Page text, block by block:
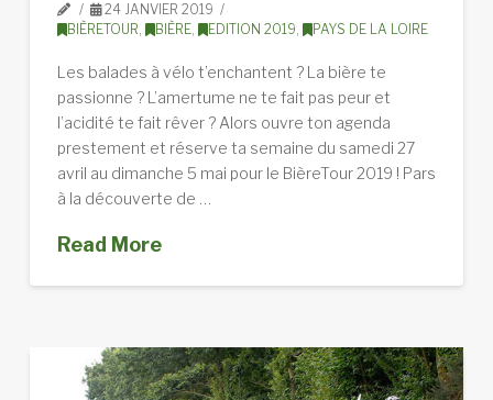
24 JANVIER 2019
BIÈRETOUR, BIÈRE, EDITION 2019, PAYS DE LA LOIRE
Les balades à vélo t’enchantent ? La bière te
passionne ? L’amertume ne te fait pas peur et
l’acidité te fait rêver ? Alors ouvre ton agenda
prestement et réserve ta semaine du samedi 27
avril au dimanche 5 mai pour le BièreTour 2019 ! Pars
à la découverte de …
Read More